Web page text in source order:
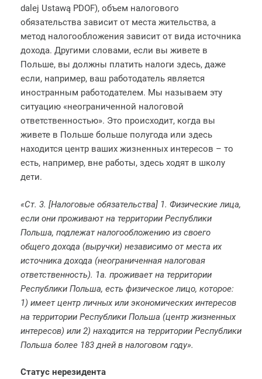
dalej Ustawą PDOF), объем налогового
обязательства зависит от места жительства, а
метод налогообложения зависит от вида источника
дохода. Другими словами, если вы живете в
Польше, вы должны платить налоги здесь, даже
если, например, ваш работодатель является
иностранным работодателем. Мы называем эту
ситуацию «неограниченной налоговой
ответственностью». Это происходит, когда вы
живете в Польше больше полугода или здесь
находится центр ваших жизненных интересов – то
есть, например, вне работы, здесь ходят в школу
дети.
«Ст. 3. [Налоговые обязательства] 1. Физические лица,
если они проживают на территории Республики
Польша, подлежат налогообложению из своего
общего дохода (выручки) независимо от места их
источника дохода (неограниченная налоговая
ответственность). 1а. проживает на территории
Республики Польша, есть физическое лицо, которое:
1) имеет центр личных или экономических интересов
на территории Республики Польша (центр жизненных
интересов) или 2) находится на территории Республики
Польша более 183 дней в налоговом году».
Статус нерезидента